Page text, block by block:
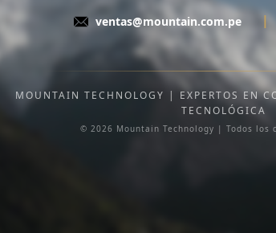
ventas@mountain.com.pe |
MOUNTAIN TECHNOLOGY | EXPERTOS EN
TECNOLÓGICA
© 2026 Mountain Technology | Todos los